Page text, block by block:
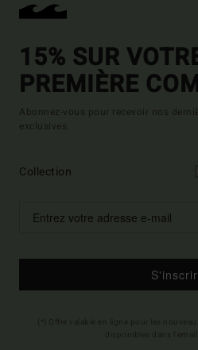
15% SUR
PREMIÈRE
Abonnez-vous pour recevoir nos
exclusives.
Collection